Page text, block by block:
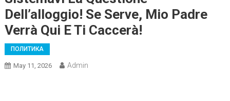
Dell’alloggio! Se Serve, Mio Padre
Verrà Qui E Ti Caccerà!
ПОЛИТИКА
May 11, 2026 Admin